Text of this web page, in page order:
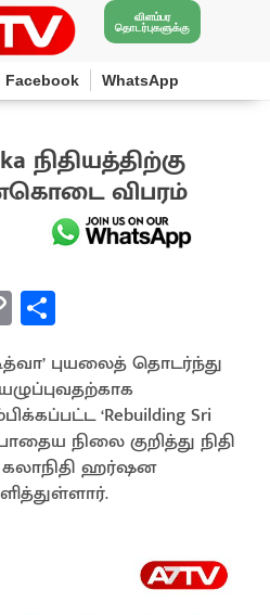
விளம்பர
தொடர்புகளுக்கு
Facebook WhatsApp
நிதியத்திற்கு
விபரம்
C
o
py
Li
n
k
ar
e
புயலைத் தொடர்ந்து
‘Rebuilding Sri
நிலை குறித்து நிதி
ஹர்ஷன